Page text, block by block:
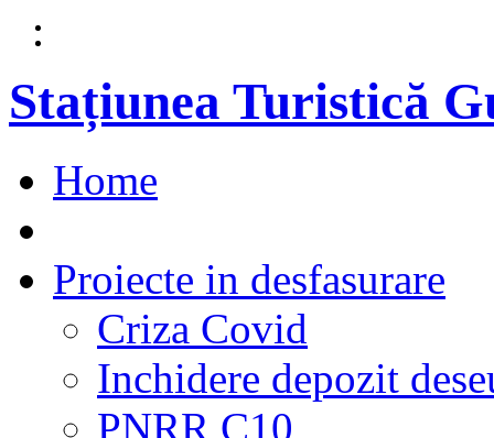
Stațiunea Turistică
Home
Proiecte in desfasurare
Criza Covid
Inchidere depozit
PNRR C10